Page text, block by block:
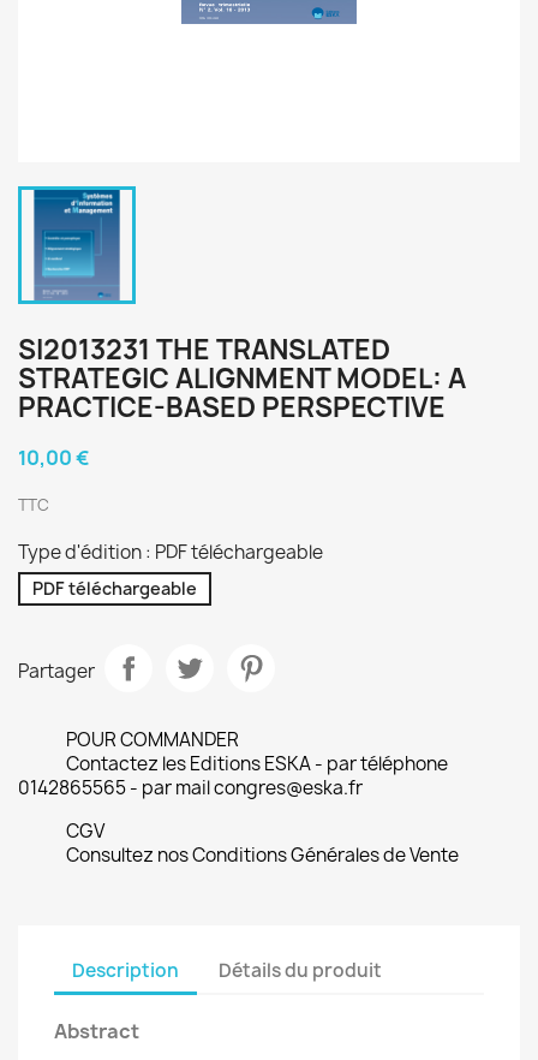
SI2013231 THE TRANSLATED
STRATEGIC ALIGNMENT MODEL: A
PRACTICE-BASED PERSPECTIVE
10,00 €
TTC
Type d'édition : PDF téléchargeable
PDF téléchargeable
Partager
POUR COMMANDER
Contactez les Editions ESKA - par téléphone
0142865565 - par mail congres@eska.fr
CGV
Consultez nos Conditions Générales de Vente
Description Détails du produit
Abstract